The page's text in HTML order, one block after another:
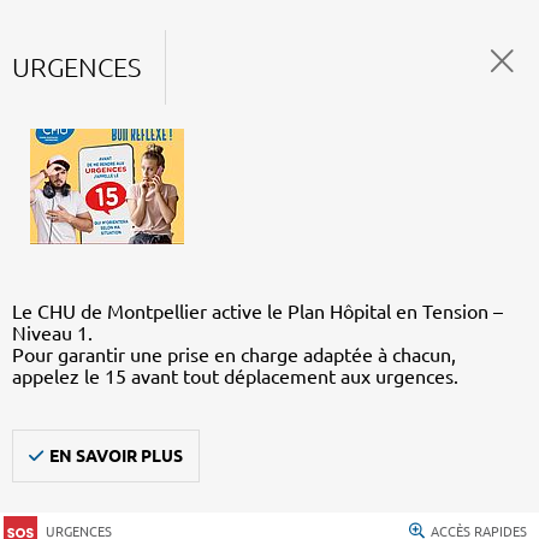
URGENCES
Le CHU de Montpellier active le Plan Hôpital en Tension –
Niveau 1.
Pour garantir une prise en charge adaptée à chacun,
appelez le 15 avant tout déplacement aux urgences.
EN SAVOIR PLUS
URGENCES ACCÈS RAPIDES